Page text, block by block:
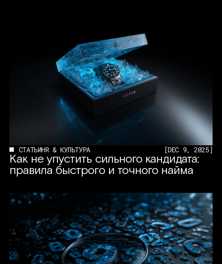
СТАТЬИHR & КУЛЬТУРА [DEC 9, 2025]
Как не упустить сильного кандидата:
правила быстрого и точного найма